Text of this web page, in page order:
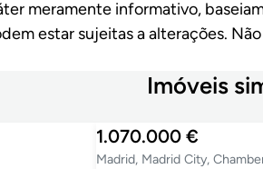
meramente informativo,
estar sujeitas a alterações. Não
Imóveis
1.070.000 €
Madrid, Madrid City,